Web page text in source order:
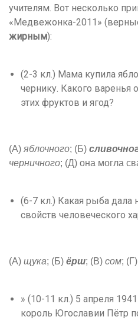
учителям. Вот несколько
«Медвежонка-2011»
жирным):
(2-3 кл.) Мама купила
чернику. Какого варенья
этих фруктов и ягод?
(А) яблочного; (Б)
черничного; (Д) она могла
(6-7 кл.) Какая рыба дала
свойств человеческого
(А) щука; (Б) ёрш; (В) сом; (Г)
» (10-11 кл.) 5 апреля
король Югославии Пётр